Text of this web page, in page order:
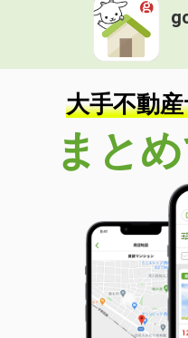
大手不動
まと